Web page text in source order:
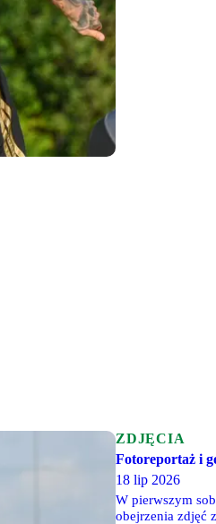
ZDJĘCIA
Fotoreportaż i
18 lip 2026
W pierwszym
obejrzenia zdjęć